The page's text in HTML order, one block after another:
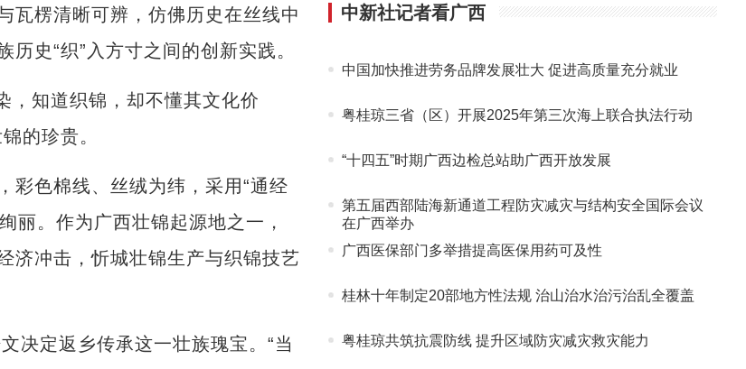
楞清晰可辨，仿佛历史在丝线中
史“织”入方寸之间的创新实践。
知道织锦，却不懂其文化价
的珍贵。
色棉线、丝绒为纬，采用“通经
丽。作为广西壮锦起源地之一，
济冲击，忻城壮锦生产与织锦技艺
定返乡传承这一壮族瑰宝。“当
中新社记者看广西
中国加快推进劳务品牌发展壮大 促进高质量充分就业
粤桂琼三省（区）开展2025年第三次海上联合执法行动
“十四五”时期广西边检总站助广西开放发展
第五届西部陆海新通道工程防灾减灾与结构安全国际会议
在广西举办
广西医保部门多举措提高医保用药可及性
桂林十年制定20部地方性法规 治山治水治污治乱全覆盖
粤桂琼共筑抗震防线 提升区域防灾减灾救灾能力